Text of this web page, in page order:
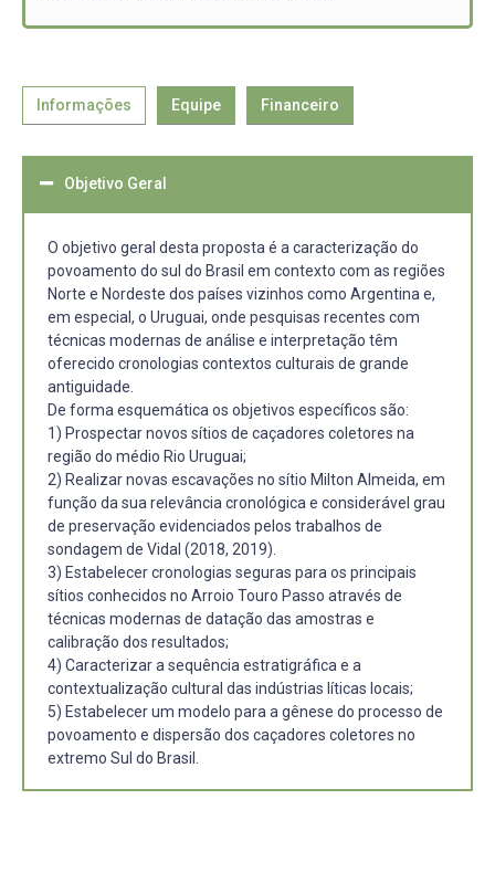
Informações Equipe Financeiro
Objetivo Geral
O objetivo geral desta proposta é a caracterização do
povoamento do sul do Brasil em contexto com as regiões
Norte e Nordeste dos países vizinhos como Argentina e,
em especial, o Uruguai, onde pesquisas recentes com
técnicas modernas de análise e interpretação têm
oferecido cronologias contextos culturais de grande
antiguidade.
De forma esquemática os objetivos específicos são:
1) Prospectar novos sítios de caçadores coletores na
região do médio Rio Uruguai;
2) Realizar novas escavações no sítio Milton Almeida, em
função da sua relevância cronológica e considerável grau
de preservação evidenciados pelos trabalhos de
sondagem de Vidal (2018, 2019).
3) Estabelecer cronologias seguras para os principais
sítios conhecidos no Arroio Touro Passo através de
técnicas modernas de datação das amostras e
calibração dos resultados;
4) Caracterizar a sequência estratigráfica e a
contextualização cultural das indústrias líticas locais;
5) Estabelecer um modelo para a gênese do processo de
povoamento e dispersão dos caçadores coletores no
extremo Sul do Brasil.